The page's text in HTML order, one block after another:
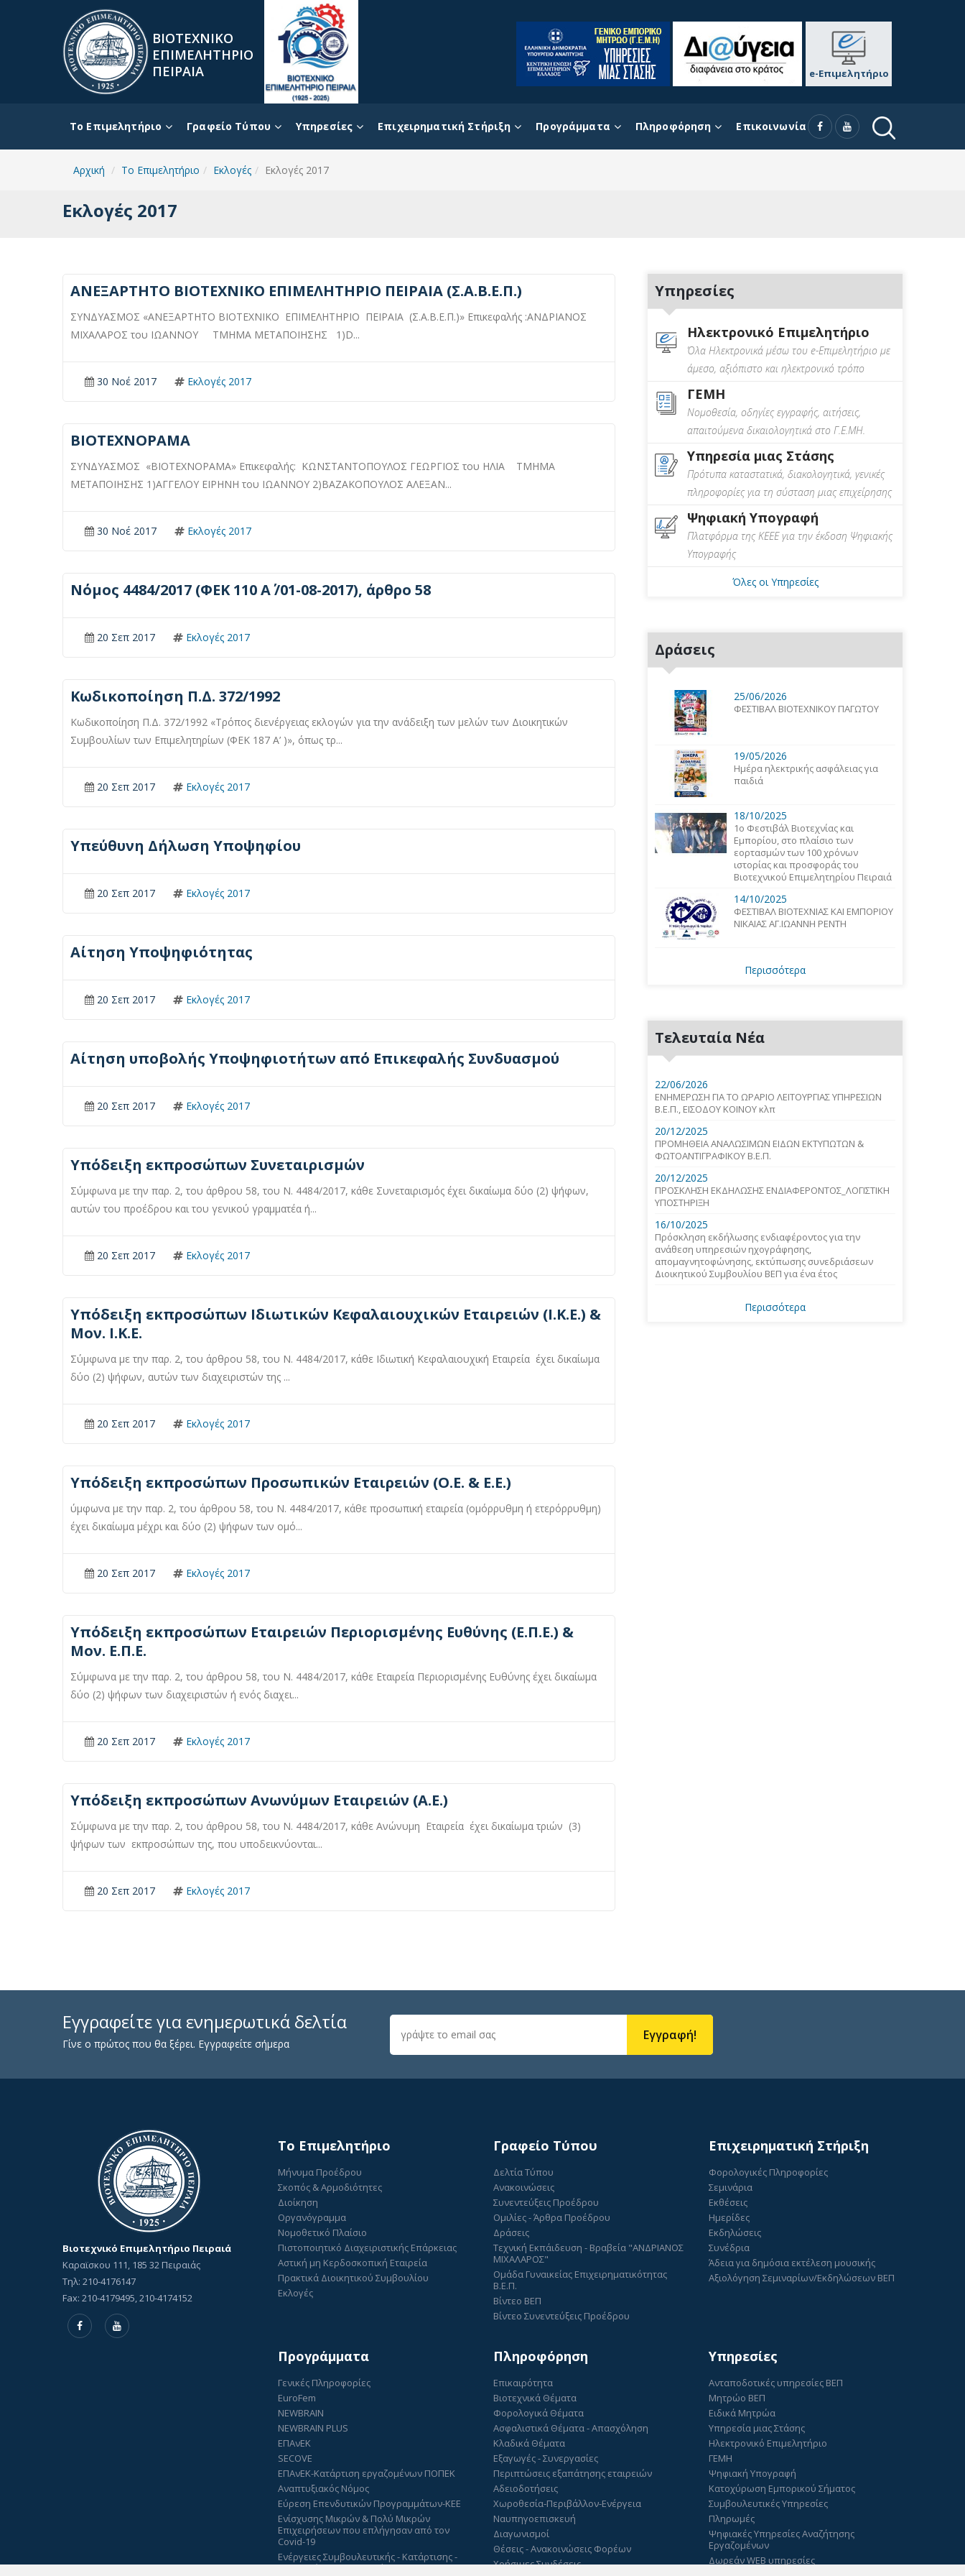
ΒΙΟΤΕΧΝΙΚΟ
ΕΠΙΜΕΛΗΤΗΡΙΟ
ΠΕΙΡΑΙΑ
e-Επιμελητήριο
To Επιμελητήριο Γραφείο Τύπου Υπηρεσίες Επιχειρηματική Στήριξη Προγράμματα Πληροφόρηση Επικοινωνία
Αρχική To Επιμελητήριο Εκλογές Εκλογές 2017
Εκλογές 2017
ΑΝΕΞΑΡΤΗΤΟ ΒΙΟΤΕΧΝΙΚΟ ΕΠΙΜΕΛΗΤΗΡΙΟ ΠΕΙΡΑΙΑ (Σ.Α.Β.Ε.Π.)
ΣΥΝΔΥΑΣΜΟΣ «ΑΝΕΞΑΡΤΗΤΟ ΒΙΟΤΕΧΝΙΚΟ ΕΠΙΜΕΛΗΤΗΡΙΟ ΠΕΙΡΑΙΑ (Σ.Α.Β.Ε.Π.)» Επικεφαλής :ΑΝΔΡΙΑΝΟΣ
ΜΙΧΑΛΑΡΟΣ του ΙΩΑΝΝΟΥ ΤΜΗΜΑ ΜΕΤΑΠΟΙΗΣΗΣ 1)D...
30 Νοέ 2017 Εκλογές 2017
ΒΙΟΤΕΧΝΟΡΑΜΑ
ΣΥΝΔΥΑΣΜΟΣ «ΒΙΟΤΕΧΝΟΡΑΜΑ» Επικεφαλής: ΚΩΝΣΤΑΝΤΟΠΟΥΛΟΣ ΓΕΩΡΓΙΟΣ του ΗΛΙΑ ΤΜΗΜΑ
ΜΕΤΑΠΟΙΗΣΗΣ 1)ΑΓΓΕΛΟΥ ΕΙΡΗΝΗ του ΙΩΑΝΝΟΥ 2)ΒΑΖΑΚΟΠΟΥΛΟΣ ΑΛΕΞΑΝ...
30 Νοέ 2017 Εκλογές 2017
Νόμος 4484/2017 (ΦΕΚ 110 Α΄ /01-08-2017), άρθρο 58
20 Σεπ 2017 Εκλογές 2017
Κωδικοποίηση Π.Δ. 372/1992
Κωδικοποίηση Π.Δ. 372/1992 «Τρόπος διενέργειας εκλογών για την ανάδειξη των μελών των Διοικητικών
Συμβουλίων των Επιμελητηρίων (ΦΕΚ 187 Α’ )», όπως τρ...
20 Σεπ 2017 Εκλογές 2017
Υπεύθυνη Δήλωση Υποψηφίου
20 Σεπ 2017 Εκλογές 2017
Αίτηση Υποψηφιότητας
20 Σεπ 2017 Εκλογές 2017
Αίτηση υποβολής Υποψηφιοτήτων από Επικεφαλής Συνδυασμού
20 Σεπ 2017 Εκλογές 2017
Υπόδειξη εκπροσώπων Συνεταιρισμών
Σύμφωνα με την παρ. 2, του άρθρου 58, του Ν. 4484/2017, κάθε Συνεταιρισμός έχει δικαίωμα δύο (2) ψήφων,
αυτών του προέδρου και του γενικού γραμματέα ή...
20 Σεπ 2017 Εκλογές 2017
Υπόδειξη εκπροσώπων Ιδιωτικών Κεφαλαιουχικών Εταιρειών (Ι.Κ.Ε.) &
Μον. Ι.Κ.Ε.
Σύμφωνα με την παρ. 2, του άρθρου 58, του Ν. 4484/2017, κάθε Ιδιωτική Κεφαλαιουχική Εταιρεία έχει δικαίωμα
δύο (2) ψήφων, αυτών των διαχειριστών της ...
20 Σεπ 2017 Εκλογές 2017
Υπόδειξη εκπροσώπων Προσωπικών Εταιρειών (Ο.Ε. & Ε.Ε.)
ύμφωνα με την παρ. 2, του άρθρου 58, του Ν. 4484/2017, κάθε προσωπική εταιρεία (ομόρρυθμη ή ετερόρρυθμη)
έχει δικαίωμα μέχρι και δύο (2) ψήφων των ομό...
20 Σεπ 2017 Εκλογές 2017
Υπόδειξη εκπροσώπων Εταιρειών Περιορισμένης Ευθύνης (Ε.Π.Ε.) &
Μον. Ε.Π.Ε.
Σύμφωνα με την παρ. 2, του άρθρου 58, του Ν. 4484/2017, κάθε Εταιρεία Περιορισμένης Ευθύνης έχει δικαίωμα
δύο (2) ψήφων των διαχειριστών ή ενός διαχει...
20 Σεπ 2017 Εκλογές 2017
Υπόδειξη εκπροσώπων Ανωνύμων Εταιρειών (Α.Ε.)
Σύμφωνα με την παρ. 2, του άρθρου 58, του Ν. 4484/2017, κάθε Ανώνυμη Εταιρεία έχει δικαίωμα τριών (3)
ψήφων των εκπροσώπων της, που υποδεικνύονται...
20 Σεπ 2017 Εκλογές 2017
Υπηρεσίες
Ηλεκτρονικό Επιμελητήριο
Όλα Ηλεκτρονικά μέσω του e-Επιμελητήριο με
άμεσο, αξιόπιστο και ηλεκτρονικό τρόπο
ΓΕΜΗ
Νομοθεσία, οδηγίες εγγραφής, αιτήσεις,
απαιτούμενα δικαιολογητικά στο Γ.Ε.ΜΗ.
Υπηρεσία μιας Στάσης
Πρότυπα καταστατικά, διακολογητικά, γενικές
πληροφορίες για τη σύσταση μιας επιχείρησης
Ψηφιακή Υπογραφή
Πλατφόρμα της ΚΕΕΕ για την έκδοση Ψηφιακής
Υπογραφής
Όλες οι Υπηρεσίες
Δράσεις
25/06/2026
ΦΕΣΤΙΒΑΛ ΒΙΟΤΕΧΝΙΚΟΥ ΠΑΓΩΤΟΥ
19/05/2026
Ημέρα ηλεκτρικής ασφάλειας για
παιδιά
18/10/2025
1o Φεστιβάλ Βιοτεχνίας και
Εμπορίου, στο πλαίσιο των
εορτασμών των 100 χρόνων
ιστορίας και προσφοράς του
Βιοτεχνικού Επιμελητηρίου Πειραιά
14/10/2025
ΦΕΣΤΙΒΑΛ ΒΙΟΤΕΧΝΙΑΣ ΚΑΙ ΕΜΠΟΡΙΟΥ
ΝΙΚΑΙΑΣ ΑΓ.ΙΩΑΝΝΗ ΡΕΝΤΗ
Περισσότερα
Τελευταία Νέα
22/06/2026
ΕΝΗΜΕΡΩΣΗ ΓΙΑ ΤΟ ΩΡΑΡΙΟ ΛΕΙΤΟΥΡΓΙΑΣ ΥΠΗΡΕΣΙΩΝ
Β.Ε.Π., ΕΙΣΟΔΟΥ ΚΟΙΝΟΥ κλπ
20/12/2025
ΠΡΟΜΗΘΕΙΑ ΑΝΑΛΩΣΙΜΩΝ ΕΙΔΩΝ ΕΚΤΥΠΩΤΩΝ &
ΦΩΤΟΑΝΤΙΓΡΑΦΙΚΟΥ Β.Ε.Π.
20/12/2025
ΠΡΟΣΚΛΗΣΗ ΕΚΔΗΛΩΣΗΣ ΕΝΔΙΑΦΕΡΟΝΤΟΣ_ΛΟΓΙΣΤΙΚΗ
ΥΠΟΣΤΗΡΙΞΗ
16/10/2025
Πρόσκληση εκδήλωσης ενδιαφέροντος για την
ανάθεση υπηρεσιών ηχογράφησης,
απομαγνητοφώνησης, εκτύπωσης συνεδριάσεων
Διοικητικού Συμβουλίου ΒΕΠ για ένα έτος
Περισσότερα
Εγγραφείτε για ενημερωτικά δελτία
Γίνε ο πρώτος που θα ξέρει. Εγγραφείτε σήμερα
Εγγραφή!
Βιοτεχνικό Επιμελητήριο Πειραιά
Καραϊσκου 111, 185 32 Πειραιάς
Τηλ: 210-4176147
Fax: 210-4179495, 210-4174152
To Επιμελητήριο
Μήνυμα Προέδρου
Σκοπός & Αρμοδιότητες
Διοίκηση
Οργανόγραμμα
Νομοθετικό Πλαίσιο
Πιστοποιητικό Διαχειριστικής Επάρκειας
Αστική μη Κερδοσκοπική Εταιρεία
Πρακτικά Διοικητικού Συμβουλίου
Εκλογές
Γραφείο Τύπου
Δελτία Τύπου
Ανακοινώσεις
Συνεντεύξεις Προέδρου
Ομιλίες - Άρθρα Προέδρου
Δράσεις
Τεχνική Εκπάιδευση - Βραβεία "ΑΝΔΡΙΑΝΟΣ
ΜΙΧΑΛΑΡΟΣ"
Ομάδα Γυναικείας Επιχειρηματικότητας
Β.Ε.Π.
Βίντεο ΒΕΠ
Βίντεο Συνεντεύξεις Προέδρου
Επιχειρηματική Στήριξη
Φορολογικές Πληροφορίες
Σεμινάρια
Εκθέσεις
Ημερίδες
Εκδηλώσεις
Συνέδρια
Άδεια για δημόσια εκτέλεση μουσικής
Αξιολόγηση Σεμιναρίων/Εκδηλώσεων ΒΕΠ
Προγράμματα
Γενικές Πληροφορίες
EuroFem
NEWBRAIN
NEWBRAIN PLUS
ΕΠΑνΕΚ
SECOVE
ΕΠΑνΕΚ-Κατάρτιση εργαζομένων ΠΟΠΕΚ
Αναπτυξιακός Νόμος
Εύρεση Επενδυτικών Προγραμμάτων-ΚΕΕ
Ενίσχυσης Μικρών & Πολύ Μικρών
Επιχειρήσεων που επλήγησαν από τον
Covid-19
Ενέργειες Συμβουλευτικής - Κατάρτισης -
Πιστοποίησης εργαζομένων της
Πληροφόρηση
Επικαιρότητα
Βιοτεχνικά Θέματα
Φορολογικά Θέματα
Ασφαλιστικά Θέματα - Απασχόληση
Κλαδικά Θέματα
Εξαγωγές - Συνεργασίες
Περιπτώσεις εξαπάτησης εταιρειών
Αδειοδοτήσεις
Χωροθεσία-Περιβάλλον-Ενέργεια
Ναυπηγοεπισκευή
Διαγωνισμοί
Θέσεις - Ανακοινώσεις Φορέων
Χρήσιμες Συνδέσεις
Υπηρεσίες
Ανταποδοτικές υπηρεσίες ΒΕΠ
Μητρώο ΒΕΠ
Ειδικά Μητρώα
Υπηρεσία μιας Στάσης
Ηλεκτρονικό Επιμελητήριο
ΓΕΜΗ
Ψηφιακή Υπογραφή
Κατοχύρωση Εμπορικού Σήματος
Συμβουλευτικές Υπηρεσίες
Πληρωμές
Ψηφιακές Υπηρεσίες Αναζήτησης
Εργαζομένων
Δωρεάν WEB υπηρεσίες